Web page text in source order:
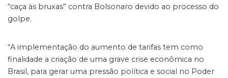
“caça às bruxas” contra Bolsonaro devido ao processo do
golpe.
“A implementação do aumento de tarifas tem como
finalidade a criação de uma grave crise econômica no
Brasil, para gerar uma pressão política e social no Poder